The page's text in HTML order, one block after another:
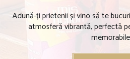
Adună-ți prietenii și vino să te
atmosferă vibrantă, perfectă